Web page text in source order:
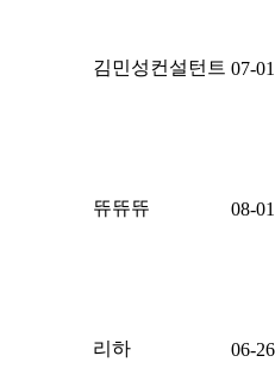
김민성컨설턴트 07-01
뜌뜌뜌 08-01
리하 06-26